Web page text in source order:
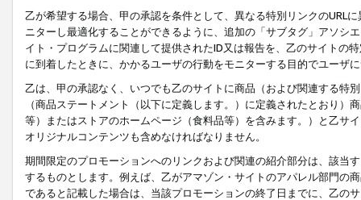
乙が希望する場合、甲の承認を条件として、異なる特別リンクのURL
ニターし最適化することができるように、追加の「サブタグ」アソシ
イト・プログラムに関連して提供されたID又は報告を、乙のサイトの
に到着したときに、かかるユーザの行動をモニターする目的でユーザ
乙は、甲の承認なく、いつでも乙のサイトに商品（および関連する特
（商品ステートメント（以下に定義します。）に定義されたとおり
等）またはストアのホームページ（食料品等）を含みます。）と乙サ
オリジナルコンテンツも含めなければなりません。
期間限定のプロモーションへのリンクおよび関連の紹介部分は、該当
するものとします。例えば、乙がアマゾン・サイトのアパレル部門の
であると記載した場合は、当該プロモーションの終了日までに、乙の